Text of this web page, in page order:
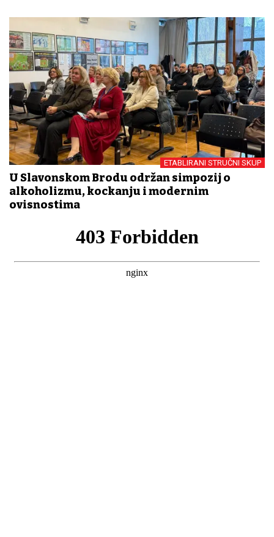
ETABLIRANI STRUČNI SKUP
U Slavonskom Brodu održan simpozij o
alkoholizmu, kockanju i modernim
ovisnostima